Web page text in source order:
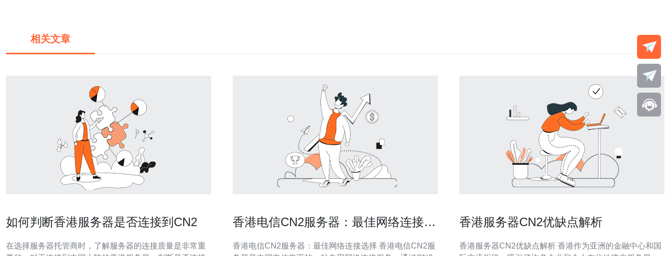
相关文章
如何判断香港服务器是否连接到CN2
在选择服务器托管商时，了解服务器的连接质量是非常重
香港电信CN2服务器：最佳网络连接选
香港电信CN2服务器：最佳网络连接选择 香港电信CN2服
香港服务器CN2优缺点解析
香港服务器CN2优缺点解析 香港作为亚洲的金融中心和国